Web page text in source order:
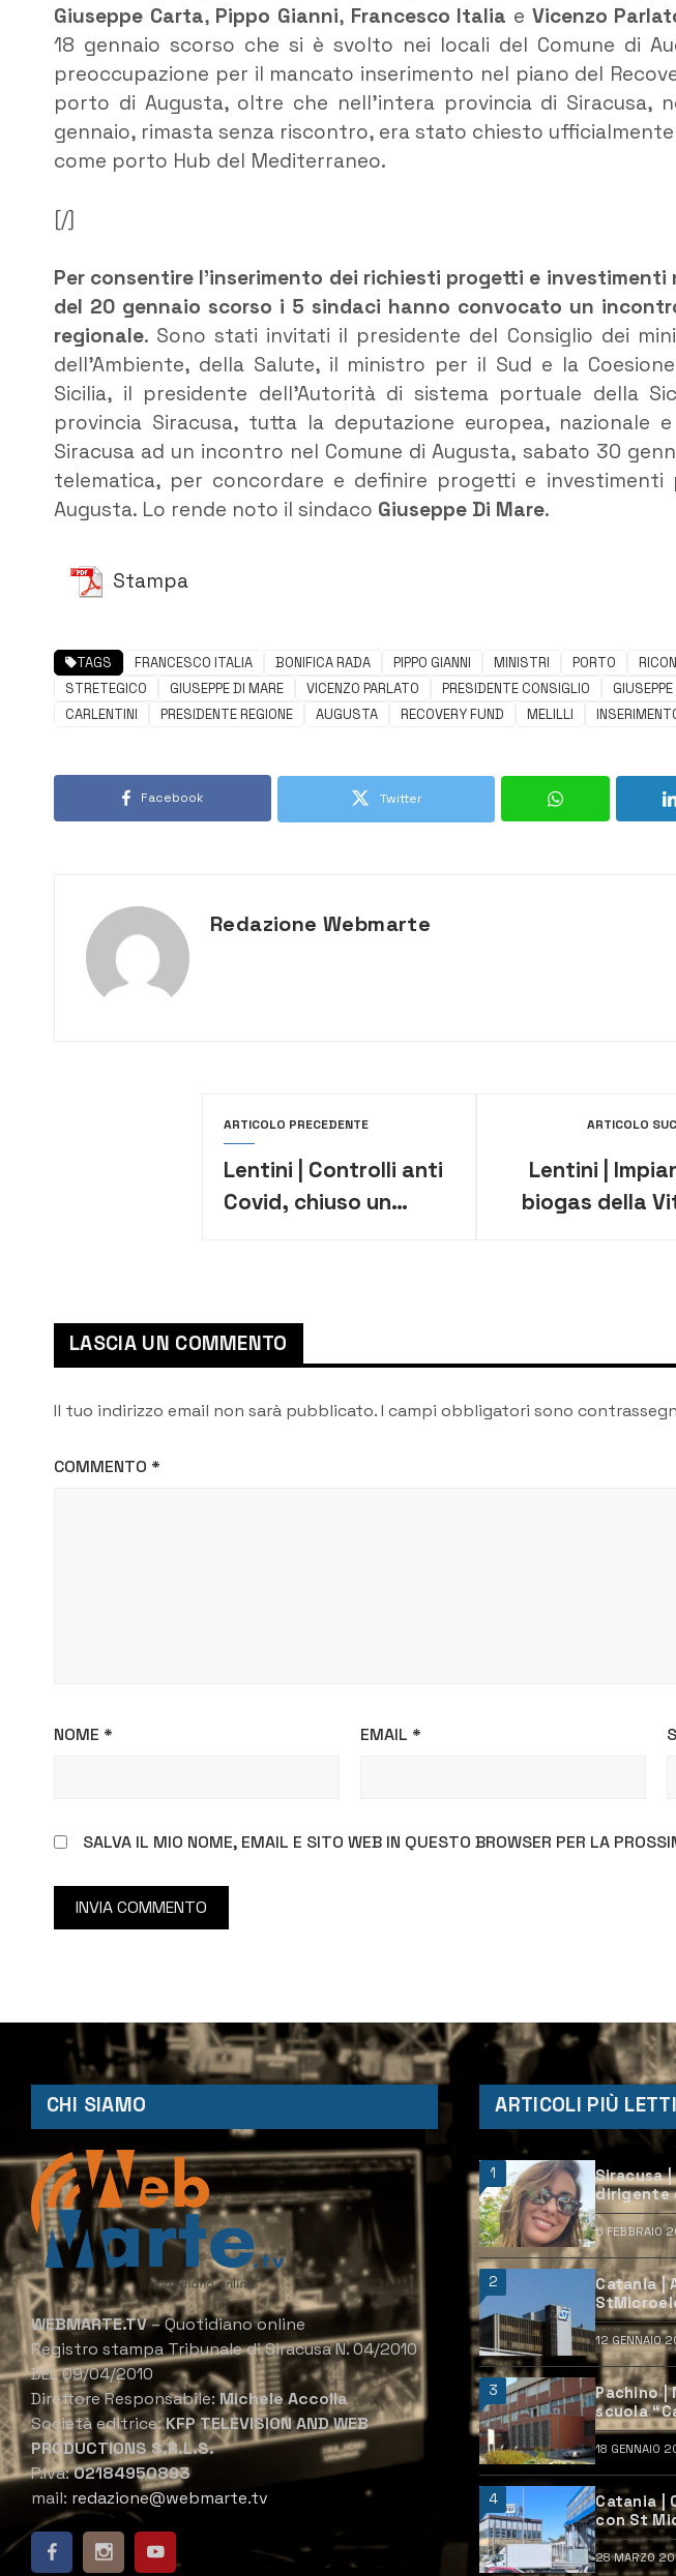
Giuseppe Carta, Pippo Gianni, Francesco Italia e Vicenzo
18 gennaio scorso che si è svolto nei locali del Comune di
preoccupazione per il mancato inserimento nel piano del
porto di Augusta, oltre che nell’intera provincia di Siracusa,
gennaio, rimasta senza riscontro, era stato chiesto
come porto Hub del Mediterraneo.
[/]
Per consentire l’inserimento dei richiesti progetti e
del 20 gennaio scorso i 5 sindaci hanno convocato un
regionale. Sono stati invitati il presidente del Consiglio dei
dell’Ambiente, della Salute, il ministro per il Sud e la
Sicilia, il presidente dell’Autorità di sistema portuale della
provincia Siracusa, tutta la deputazione europea, nazionale
Siracusa ad un incontro nel Comune di Augusta, sabato 30
telematica, per concordare e definire progetti e
Augusta. Lo rende noto il sindaco Giuseppe Di Mare.
Stampa
TAGS FRANCESCO ITALIA BONIFICA RADA PIPPO GIANNI MINISTRI PORTO
STRETEGICO
GIUSEPPE DI MARE VICENZO PARLATO PRESIDENTE CONSIGLIO
CARLENTINI
PRESIDENTE REGIONE AUGUSTA RECOVERY FUND MELILLI
Facebook Twitter
Redazione Webmarte
ARTICOLO PRECEDENTE
Lentini | Controlli anti
Covid, chiuso un
ARTICOLO
Lentini |
biogas della
LASCIA UN COMMENTO
Il tuo indirizzo email non sarà pubblicato.I campi obbligatori sono
COMMENTO *
NOME * EMAIL *
SALVA IL MIO NOME, EMAIL E SITO WEB IN QUESTO BROWSER PER LA
CHI SIAMO
WEBMARTE.TV– Quotidiano online
Registro stampa Tribunale di Siracusa N. 04/2010
DEL 09/04/2010
Direttore Responsabile:Michele Accolla
Società editrice:KFP TELEVISION AND WEB
PRODUCTIONS S.R.L.S.
P.Iva:02184950893
mail: redazione@webmarte.tv
ARTICOLI PIÙ LETTI
1
Siracusa
dirigente
6 FEBBRAIO
2
Catania |
aperte e
12 GENNAIO
3
Pachino |
scuola
18 GENNAIO
4
Catania |
con St
centinaia
28 MARZO